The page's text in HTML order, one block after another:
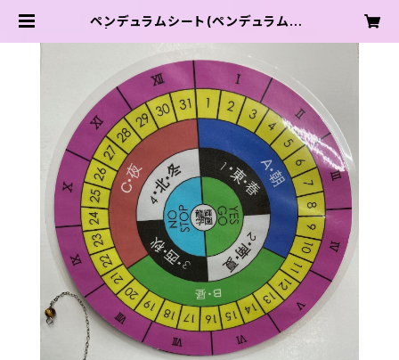
ペンデュラムシート(ペンデュラム付)